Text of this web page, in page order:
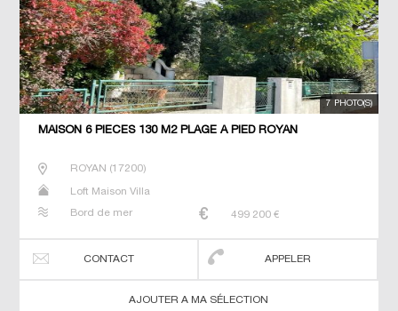
7 PHOTO(S)
MAISON 6 PIECES 130 M2 PLAGE À PIED ROYAN
ROYAN (17200)
Loft Maison Villa
Bord de mer 499 200 €
CONTACT APPELER
AJOUTER A MA SÉLECTION